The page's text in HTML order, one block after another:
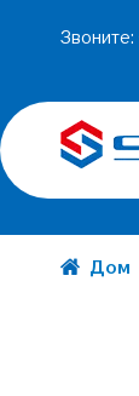
Звоните:
Дом